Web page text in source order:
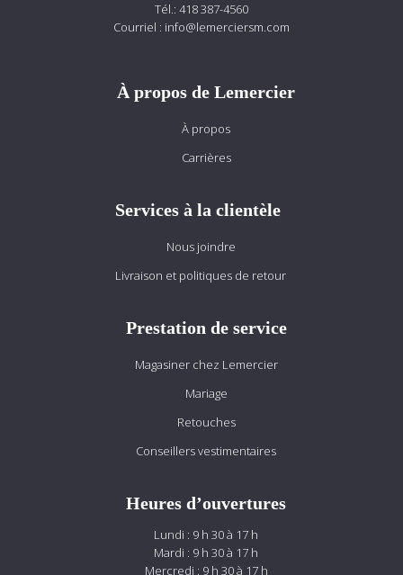
Tél.: 418 387-4560
Courriel : info@lemerciersm.com
À propos de Lemercier
À propos
Carrières
Services à la clientèle
Nous joindre
Livraison et politiques de retour
Prestation de service
Magasiner chez Lemercier
Mariage
Retouches
Conseillers vestimentaires
Heures d’ouvertures
Lundi : 9 h 30 à 17 h
Mardi : 9 h 30 à 17 h
Mercredi : 9 h 30 à 17 h